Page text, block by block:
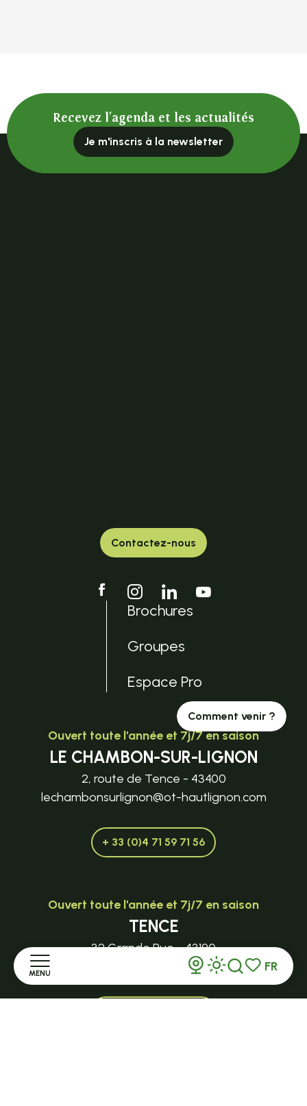
MENU
Voir les
Recherche
FR
Recevez l'agenda et les actualités
Je m'inscris à la newsletter
Contactez-nous
Brochures
Groupes
Espace Pro
Comment venir ?
Ouvert toute l'année et 7j/7 en saison
LE CHAMBON-SUR-LIGNON
2, route de Tence - 43400
lechambonsurlignon@ot-hautlignon.com
+ 33 (0)4 71 59 71 56
Ouvert toute l'année et 7j/7 en saison
TENCE
32 Grande Rue - 43190
tence@ot-hautlignon.com